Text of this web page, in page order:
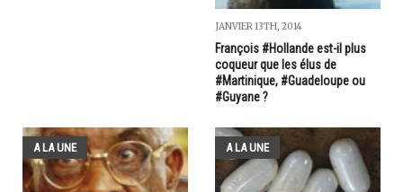
JANVIER 13TH, 2014
François #Hollande est-il plus
coqueur que les élus de
#Martinique, #Guadeloupe ou
#Guyane ?
A LA UNE A LA UNE